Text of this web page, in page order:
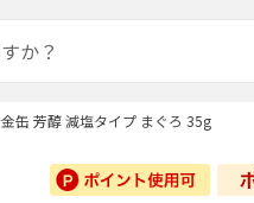
金缶 芳醇 減塩タイプ まぐろ 35g